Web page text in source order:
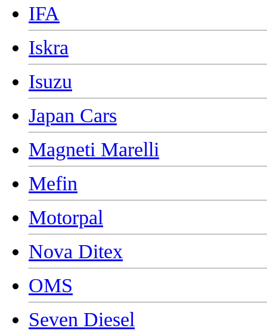
IFA
Iskra
Isuzu
Japan Cars
Magneti Marelli
Mefin
Motorpal
Nova Ditex
OMS
Seven Diesel